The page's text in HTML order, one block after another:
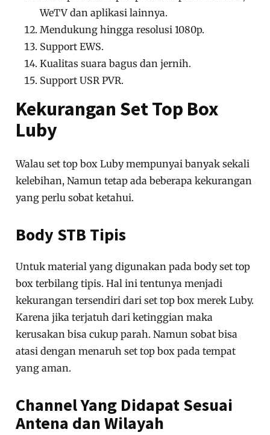
WeTV dan aplikasi lainnya.
Mendukung hingga resolusi 1080p.
Support EWS.
Kualitas suara bagus dan jernih.
Support USR PVR.
Kekurangan Set Top Box
Luby
Walau set top box Luby mempunyai banyak sekali
kelebihan, Namun tetap ada beberapa kekurangan
yang perlu sobat ketahui.
Body STB Tipis
Untuk material yang digunakan pada body set top
box terbilang tipis. Hal ini tentunya menjadi
kekurangan tersendiri dari set top box merek Luby.
Karena jika terjatuh dari ketinggian maka
kerusakan bisa cukup parah. Namun sobat bisa
atasi dengan menaruh set top box pada tempat
yang aman.
Channel Yang Didapat Sesuai
Antena dan Wilayah